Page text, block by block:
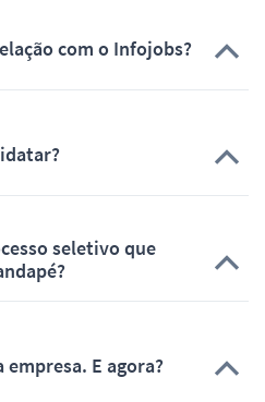
com o Infojobs?
seletivo que
E agora?